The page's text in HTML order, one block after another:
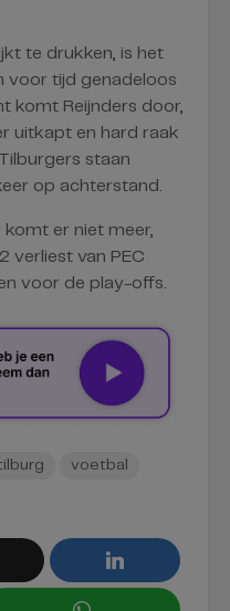
te drukken, is het
voor tijd genadeloos
komt Reijnders door,
uitkapt en hard raak
staan
op achterstand.
komt er niet meer,
verliest van PEC
voor de play-offs.
voetbal